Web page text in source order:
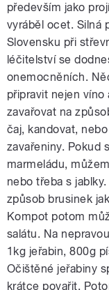
především jako
vyráběl ocet. Silná
Slovensku při
léčitelství se
onemocněních.
připravit nejen víno
zavařovat na
čaj, kandovat,
zavařeniny. Pokud
marmeládu,
nebo třeba s
způsob brusinek
Kompot potom
salátu. Na
1kg jeřabin, 800g
Očištěné jeřabiny
krátce povařit.